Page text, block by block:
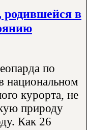
родившейся в
по
национальном
курорта, не
природу
Как 26